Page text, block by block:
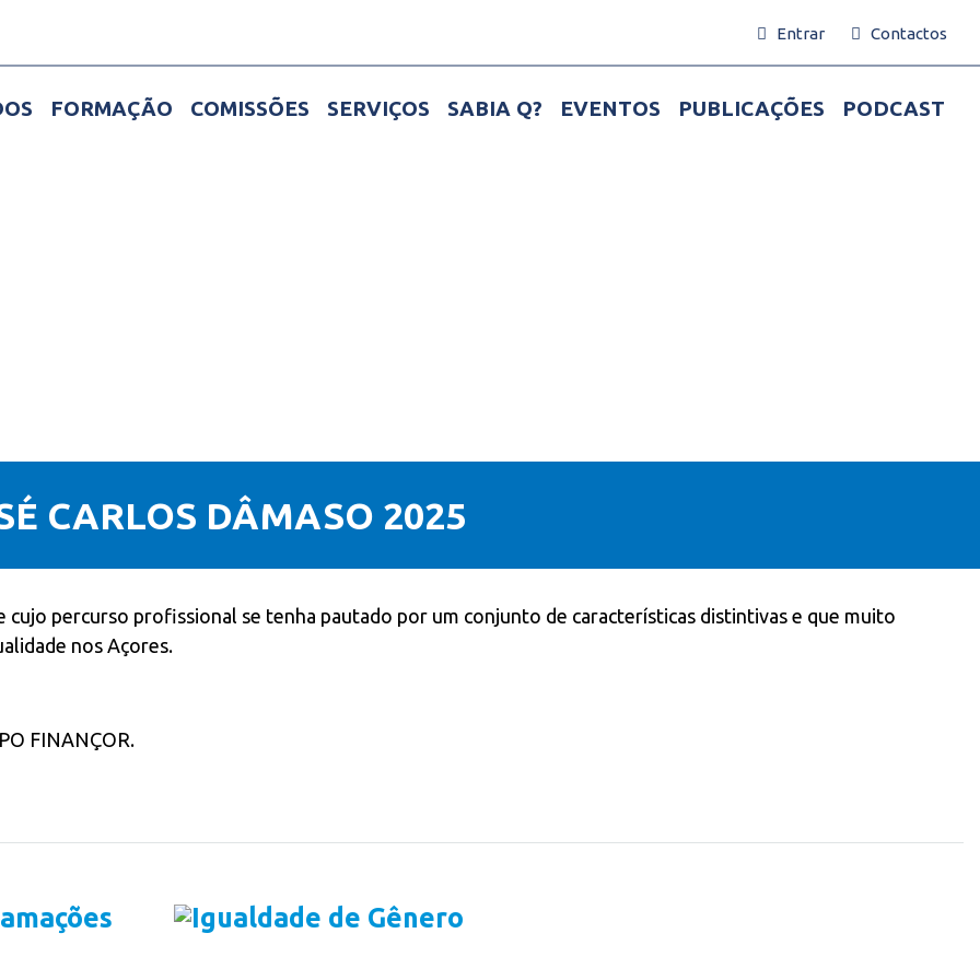
Entrar Contactos
FORMAÇÃO COMISSÕES SERVIÇOS SABIA Q? EVENTOS PUBLICAÇÕES PODCAST
CARLOS DÂMASO 2025
cujo percurso profissional se tenha pautado por um conjunto de características distintivas e que muito
nos Açores.
FINANÇOR.